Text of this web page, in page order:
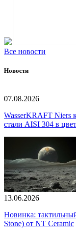
Все новости
Новости
07.08.2026
WasserKRAFT Niers
стали AISI 304 в
13.06.2026
Новинка:
Stone) от NT Ceramic